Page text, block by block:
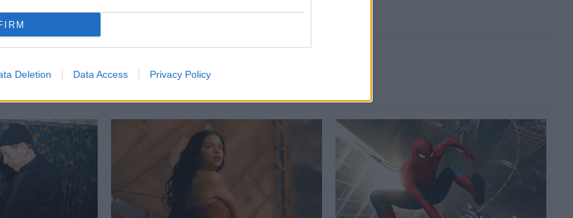
Deletion Data Access Privacy Policy
Δείτε επίσης